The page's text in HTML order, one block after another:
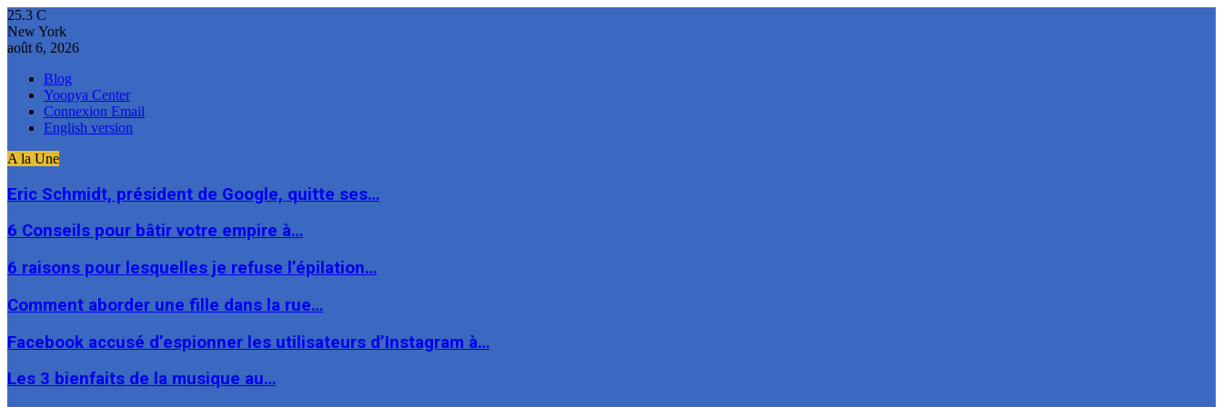
25.3 C
New York
août 6, 2026
Blog
Yoopya Center
Connexion Email
English version
A la Une
Eric Schmidt, président de Google, quitte ses…
6 Conseils pour bâtir votre empire à…
6 raisons pour lesquelles je refuse l’épilation…
Comment aborder une fille dans la rue…
Facebook accusé d’espionner les utilisateurs d’Instagram à…
Les 3 bienfaits de la musique au…